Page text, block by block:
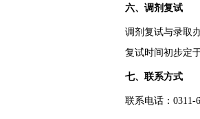
六、调剂复试
调剂复试与录取
复试时间初步定
七、联系方式
联系电话：0311-